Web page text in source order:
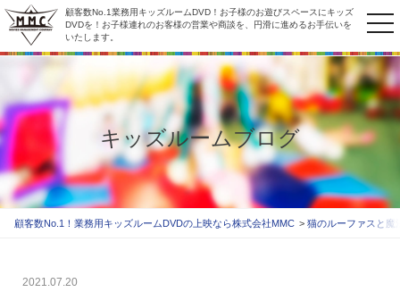
顧客数No.1業務用キッズルームDVD！お子様のお遊びスペースにキッズ
DVDを！お子様連れのお客様の営業や商談を、円滑に進めるお手伝いを
いたします。
キッズルームブログ
顧客数No.1！業務用キッズルームDVDの上映なら株式会社MMC 猫のルーファスと魔
2021.07.20